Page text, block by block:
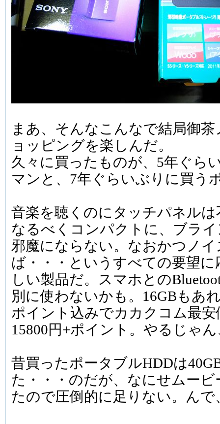
まあ、そんなこんなで結局御
ョッピングを楽しんだ。
久々に買ったものが、5年ぐら
マンと、7年ぐらいぶりに買う
音楽を聴くのにタッチパネル
なるべくコンパクトに、ブラ
邪魔にならない。なおかつノ
ば・・・というすべての要望
しい製品だ。スマホとの
別に使わないかも。16GBもあ
ポイント込みでカカクコム最
15800円+ポイント。やるじゃ
昔買ったポータブルHDDは
た・・・のだが、なにせムー
たので圧倒的に足りない。んで